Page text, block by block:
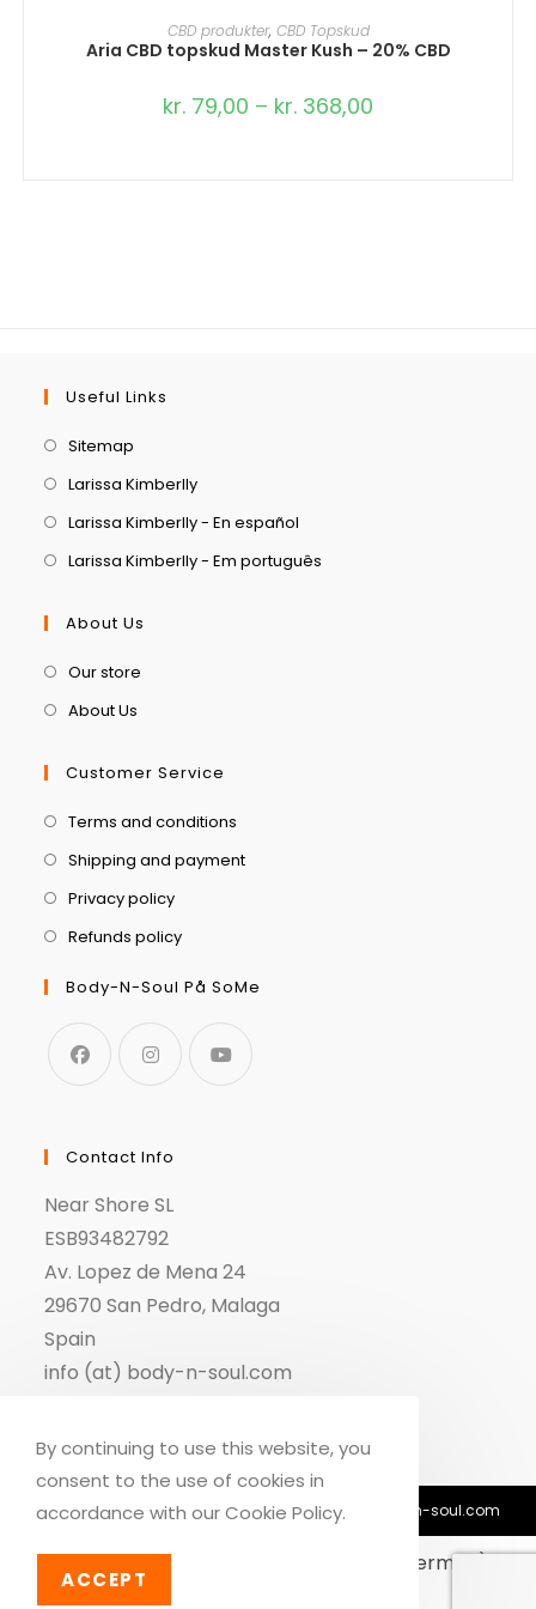
VÆLG MULIGHEDER
CBD produkter, CBD Topskud
Aria CBD topskud Master Kush – 20% CBD
kr. 79,00 – kr. 368,00
Useful Links
Sitemap
Larissa Kimberlly
Larissa Kimberlly - En español
Larissa Kimberlly - Em português
About Us
Our store
About Us
Customer Service
Terms and conditions
Shipping and payment
Privacy policy
Refunds policy
Body-N-Soul På SoMe
Contact Info
Near Shore SL
ESB93482792
Av. Lopez de Mena 24
29670 San Pedro, Malaga
Spain
info (at) body-n-soul.com
© Copyright 2018-2026 - Body n Soul - info@body-n-soul.com
Dansk German)
By continuing to use this website, you
consent to the use of cookies in
accordance with our Cookie Policy.
ACCEPT